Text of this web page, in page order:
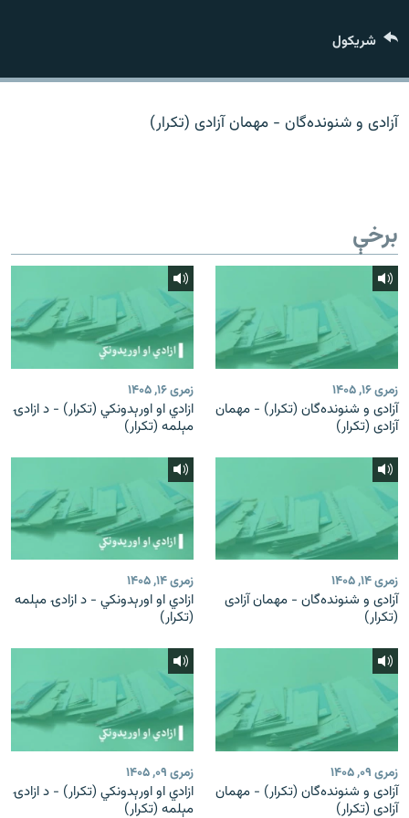
د ازادې اروپا/ ازادي راډيو ټولې پاڼې
شريکول
آزادی و شنونده‌گان - مهمان آزادی (تکرار)
برخې
زمری ۱۶, ۱۴۰۵
آزادی و شنونده‌گان (تکرار) - مهمان
آزادی (تکرار)
زمری ۱۶, ۱۴۰۵
ازادي او اورېدونکي (تکرار) - د ازادۍ
مېلمه (تکرار)
زمری ۱۴, ۱۴۰۵
آزادی و شنونده‌گان - مهمان آزادی
(تکرار)
زمری ۱۴, ۱۴۰۵
ازادي او اورېدونکي - د ازادۍ مېلمه
(تکرار)
زمری ۰۹, ۱۴۰۵
آزادی و شنونده‌گان (تکرار) - مهمان
آزادی (تکرار)
زمری ۰۹, ۱۴۰۵
ازادي او اورېدونکي (تکرار) - د ازادۍ
مېلمه (تکرار)